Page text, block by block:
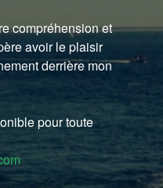
compréhension et
avoir le plaisir
derrière mon
pour toute